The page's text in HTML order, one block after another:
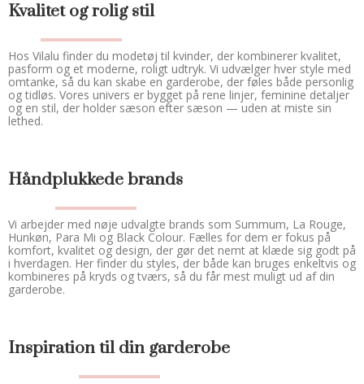
Kvalitet og rolig stil
Hos Vilalu finder du modetøj til kvinder, der kombinerer kvalitet,
pasform og et moderne, roligt udtryk. Vi udvælger hver style med
omtanke, så du kan skabe en garderobe, der føles både personlig
og tidløs. Vores univers er bygget på rene linjer, feminine detaljer
og en stil, der holder sæson efter sæson — uden at miste sin
lethed.
Håndplukkede brands
Vi arbejder med nøje udvalgte brands som Summum, La Rouge,
Hunkøn, Para Mi og Black Colour. Fælles for dem er fokus på
komfort, kvalitet og design, der gør det nemt at klæde sig godt på
i hverdagen. Her finder du styles, der både kan bruges enkeltvis og
kombineres på kryds og tværs, så du får mest muligt ud af din
garderobe.
Inspiration til din garderobe